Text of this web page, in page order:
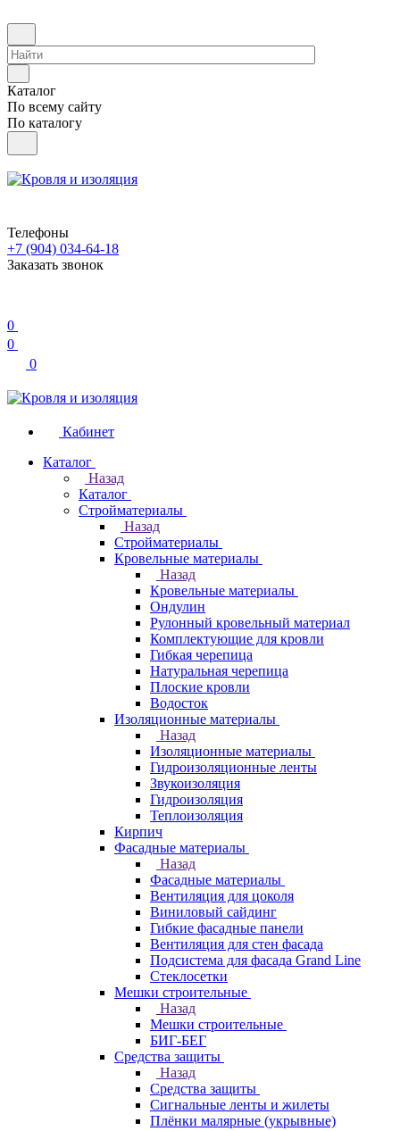
Каталог
По всему сайту
По каталогу
Телефоны
+7 (904) 034-64-18
Заказать звонок
0
0
0
Кабинет
Каталог
Назад
Каталог
Стройматериалы
Назад
Стройматериалы
Кровельные материалы
Назад
Кровельные материалы
Ондулин
Рулонный кровельный материал
Комплектующие для кровли
Гибкая черепица
Натуральная черепица
Плоские кровли
Водосток
Изоляционные материалы
Назад
Изоляционные материалы
Гидроизоляционные ленты
Звукоизоляция
Гидроизоляция
Теплоизоляция
Кирпич
Фасадные материалы
Назад
Фасадные материалы
Вентиляция для цоколя
Виниловый сайдинг
Гибкие фасадные панели
Вентиляция для стен фасада
Подсистема для фасада Grand Line
Стеклосетки
Мешки строительные
Назад
Мешки строительные
БИГ-БЕГ
Средства защиты
Назад
Средства защиты
Сигнальные ленты и жилеты
Плёнки малярные (укрывные)